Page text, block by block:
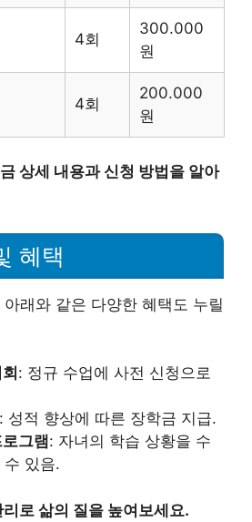
4회
300.000
원
4회
200.000
원
상세 내용과 신청 방법을 알아
혜택
래와 같은 다양한 혜택도 누릴
: 정규 수업에 사전 신청으로
: 성적 향상에 따른 장학금 지급.
그램: 자녀의 학습 상황을 수
있음.
로 삶의 질을 높여보세요.